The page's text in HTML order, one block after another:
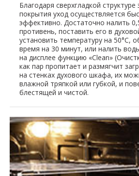
Благодаря сверхгладкой
покрытия уход осуществляется
эффективно. Достаточно налить
противень, поставить его в
установить температуру на 50°C,
время на 30 минут, или налить
на дисплее функцию «Clean»
как пар пропитает и размягчит
на стенках духового шкафа, их
влажной тряпкой или губкой, и
блестящей и чистой.